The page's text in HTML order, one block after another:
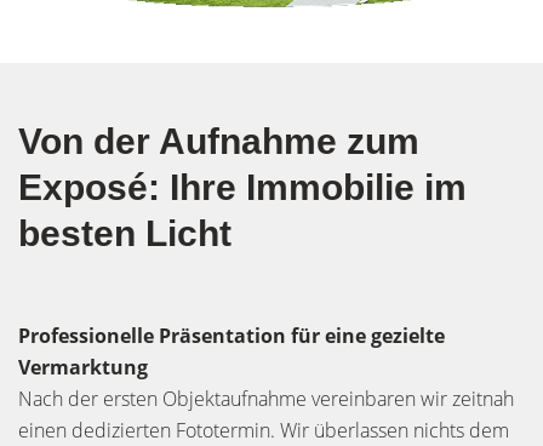
Von der Aufnahme zum
Exposé: Ihre Immobilie im
besten Licht
Professionelle Präsentation für eine gezielte
Vermarktung
Nach der ersten Objektaufnahme vereinbaren wir zeitnah
einen dedizierten Fototermin. Wir überlassen nichts dem